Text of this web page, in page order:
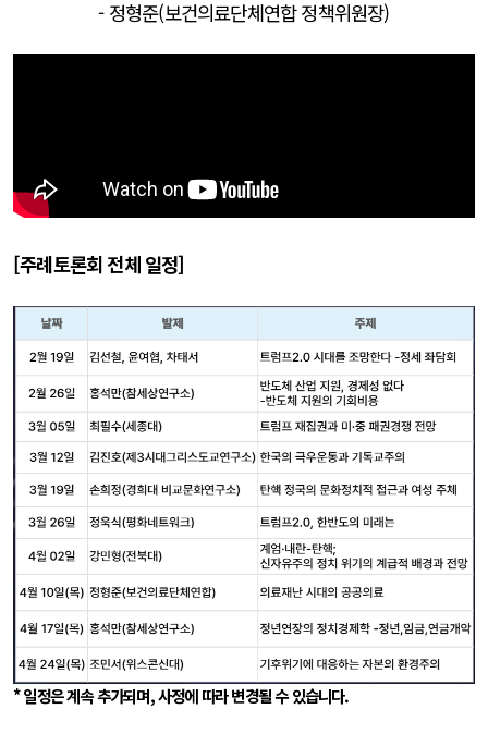
- 정형준(보건의료단체연합 정책위원장)
[주례토론회 전체 일정]
* 일정은 계속 추가되며, 사정에 따라 변경될 수 있습니다.